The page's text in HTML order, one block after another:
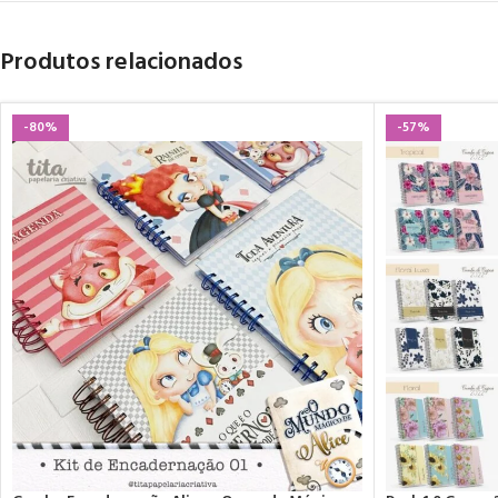
Produtos relacionados
-80% -57%